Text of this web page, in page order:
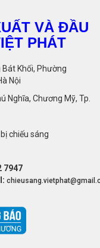
VÀ ĐẦU
PHÁT
Khối, Phường
Nội
Nghĩa, Chương Mỹ, Tp.
chiếu sáng
7947